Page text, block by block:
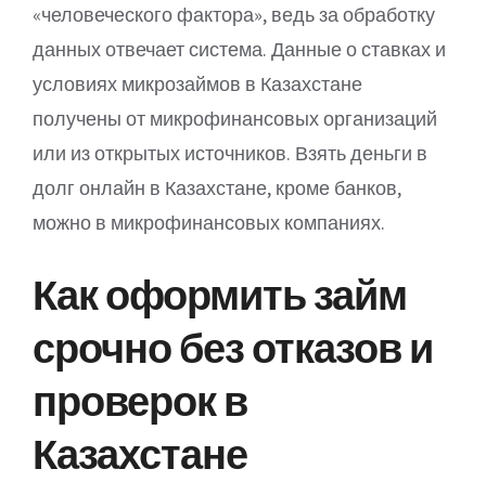
«человеческого фактора», ведь за обработку
данных отвечает система. Данные о ставках и
условиях микрозаймов в Казахстане
получены от микрофинансовых организаций
или из открытых источников. Взять деньги в
долг онлайн в Казахстане, кроме банков,
можно в микрофинансовых компаниях.
Как оформить займ
срочно без отказов и
проверок в
Казахстане